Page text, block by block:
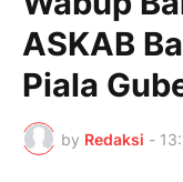
ASKAB
Piala
by Redaksi -